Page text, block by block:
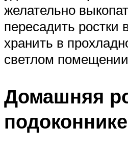
желательно
пересадить ростки
хранить в
светлом
Домашняя
подоконнике